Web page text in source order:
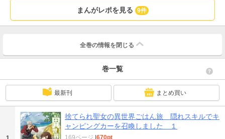
まんがレポを見る 9件
全巻の情報を 閉じる
巻一覧
最新刊 まとめ買い
捨てられ聖女の異世界ごはん旅 隠れスキルでキ
ャンピングカーを召喚しました １
169ページ |670pt